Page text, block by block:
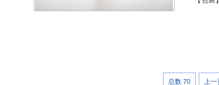
总数 70 上一